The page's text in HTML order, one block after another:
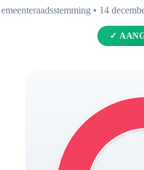
• 14
✓